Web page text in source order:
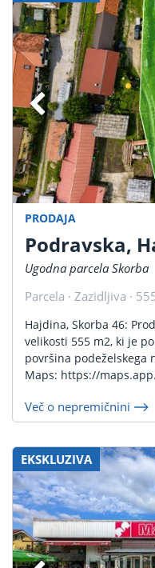
PRODAJA
Podravska,
Ugodna parcela Skorba
Parcela · Zazidljiva ·
Hajdina, Skorba 46:
velikosti 555 m2, ki je
površina podeželskega
Maps: https://
Več o nepremičnini
EKSKLUZIVA